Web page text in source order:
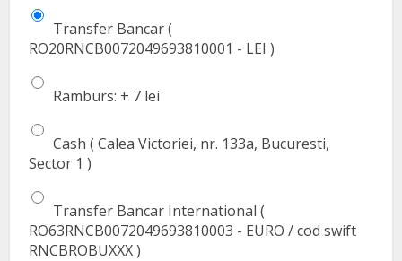
Transfer Bancar (
RO20RNCB0072049693810001 - LEI )
Ramburs: + 7 lei
Cash ( Calea Victoriei, nr. 133a, Bucuresti,
Sector 1 )
Transfer Bancar International (
RO63RNCB0072049693810003 - EURO / cod swift
RNCBROBUXXX )